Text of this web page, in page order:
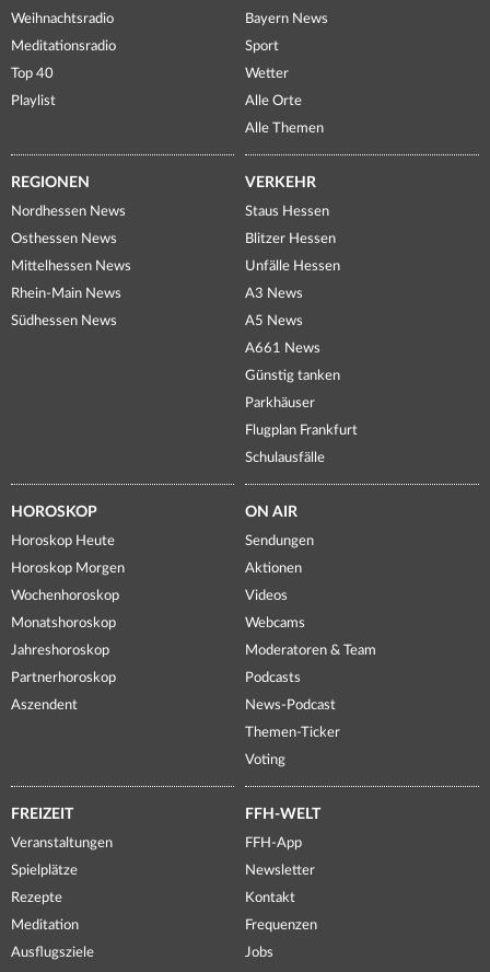
Weihnachtsradio
Meditationsradio
Top 40
Playlist
Bayern News
Sport
Wetter
Alle Orte
Alle Themen
REGIONEN
Nordhessen News
Osthessen News
Mittelhessen News
Rhein-Main News
Südhessen News
VERKEHR
Staus Hessen
Blitzer Hessen
Unfälle Hessen
A3 News
A5 News
A661 News
Günstig tanken
Parkhäuser
Flugplan Frankfurt
Schulausfälle
HOROSKOP
Horoskop Heute
Horoskop Morgen
Wochenhoroskop
Monatshoroskop
Jahreshoroskop
Partnerhoroskop
Aszendent
ON AIR
Sendungen
Aktionen
Videos
Webcams
Moderatoren & Team
Podcasts
News-Podcast
Themen-Ticker
Voting
FREIZEIT
Veranstaltungen
Spielplätze
Rezepte
Meditation
Ausflugsziele
FFH-WELT
FFH-App
Newsletter
Kontakt
Frequenzen
Jobs